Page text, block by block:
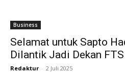
Business
Selamat untuk Sapto
Dilantik Jadi Dekan
Redaktur - 2 Juli 2025